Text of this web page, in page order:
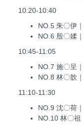
10:20-10:40
NO.5 朱〇伊
NO.6 殷〇媃
10:45-11:05
NO.7 施〇呈
NO.8 林〇歆
11:10-11:30
NO.9 沈〇荷
NO.10 林〇